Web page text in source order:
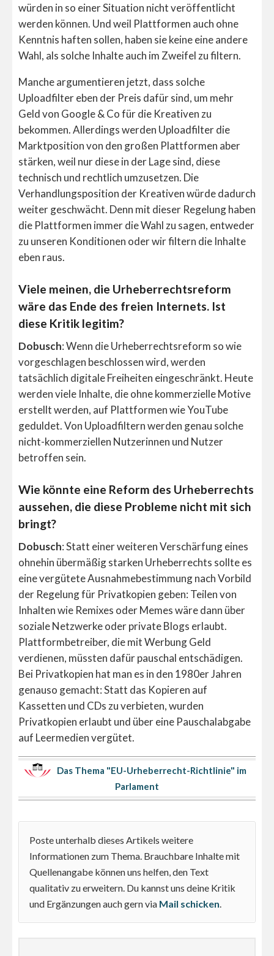
würden in so einer Situation nicht veröffentlicht
werden können. Und weil Plattformen auch ohne
Kenntnis haften sollen, haben sie keine eine andere
Wahl, als solche Inhalte auch im Zweifel zu filtern.
Manche argumentieren jetzt, dass solche
Uploadfilter eben der Preis dafür sind, um mehr
Geld von Google & Co für die Kreativen zu
bekommen. Allerdings werden Uploadfilter die
Marktposition von den großen Plattformen aber
stärken, weil nur diese in der Lage sind, diese
technisch und rechtlich umzusetzen. Die
Verhandlungsposition der Kreativen würde dadurch
weiter geschwächt. Denn mit dieser Regelung haben
die Plattformen immer die Wahl zu sagen, entweder
zu unseren Konditionen oder wir filtern die Inhalte
eben raus.
Viele meinen, die Urheberrechtsreform
wäre das Ende des freien Internets. Ist
diese Kritik legitim?
Dobusch: Wenn die Urheberrechtsreform so wie
vorgeschlagen beschlossen wird, werden
tatsächlich digitale Freiheiten eingeschränkt. Heute
werden viele Inhalte, die ohne kommerzielle Motive
erstellt werden, auf Plattformen wie YouTube
geduldet. Von Uploadfiltern werden genau solche
nicht-kommerziellen Nutzerinnen und Nutzer
betroffen sein.
Wie könnte eine Reform des Urheberrechts
aussehen, die diese Probleme nicht mit sich
bringt?
Dobusch: Statt einer weiteren Verschärfung eines
ohnehin übermäßig starken Urheberrechts sollte es
eine vergütete Ausnahmebestimmung nach Vorbild
der Regelung für Privatkopien geben: Teilen von
Inhalten wie Remixes oder Memes wäre dann über
soziale Netzwerke oder private Blogs erlaubt.
Plattformbetreiber, die mit Werbung Geld
verdienen, müssten dafür pauschal entschädigen.
Bei Privatkopien hat man es in den 1980er Jahren
genauso gemacht: Statt das Kopieren auf
Kassetten und CDs zu verbieten, wurden
Privatkopien erlaubt und über eine Pauschalabgabe
auf Leermedien vergütet.
Das Thema "EU-Urheberrecht-Richtlinie" im
Parlament
Poste unterhalb dieses Artikels weitere
Informationen zum Thema. Brauchbare Inhalte mit
Quellenangabe können uns helfen, den Text
qualitativ zu erweitern. Du kannst uns deine Kritik
und Ergänzungen auch gern via Mail schicken